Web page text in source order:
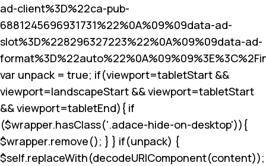
ad-client%3D%22ca-pub-
6881245696931731%22%0A%09%09data-ad-
slot%3D%228296327223%22%0A%09%09data-ad-
var unpack = true; if(viewport=tabletStart &&
viewport=landscapeStart && viewport=tabletStart
&& viewport=tabletEnd){ if
($wrapper.hasClass('.adace-hide-on-desktop')){
$wrapper.remove(); } } if(unpack) {
$self.replaceWith(decodeURIComponent(content));